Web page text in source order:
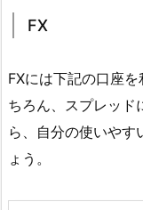
FX
FXには下記の口座
ちろん、スプレッド
ら、自分の使いやす
ょう。